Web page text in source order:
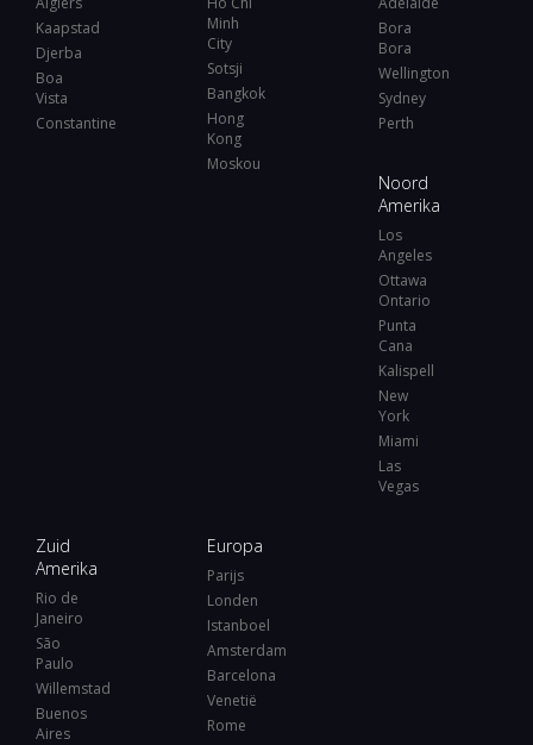
Kaapstad
Djerba
Boa
Vista
Constantine
Minh
City
Sotsji
Bangkok
Hong
Kong
Moskou
Bora
Bora
Wellington
Sydney
Perth
Noord
Amerika
Los
Angeles
Ottawa
Ontario
Punta
Cana
Kalispell
New
York
Miami
Las
Vegas
Zuid
Amerika
Rio de
Janeiro
São
Paulo
Willemstad
Buenos
Aires
Europa
Parijs
Londen
Istanboel
Amsterdam
Barcelona
Venetië
Rome